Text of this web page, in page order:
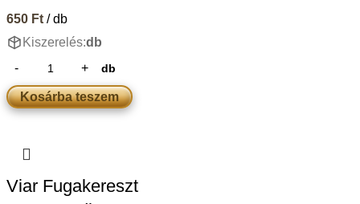
650 Ft/ db
Kiszerelés:db
db
Kosárba teszem
Viar Fugakereszt